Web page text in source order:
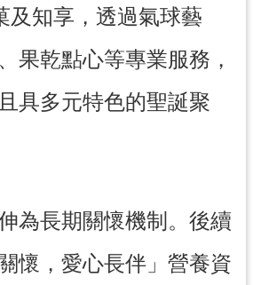
及知享，透過氣球藝
果乾點心等專業服務，
具多元特色的聖誕聚
為長期關懷機制。後續
懷，愛心長伴」營養資